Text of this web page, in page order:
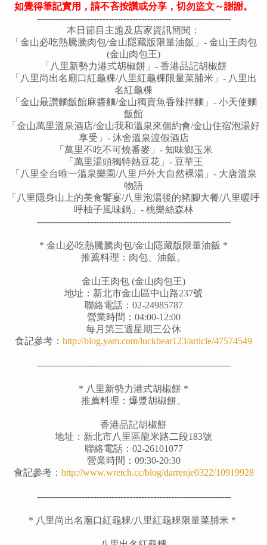
如覺得筆記實用，請不吝按讚或分享，切勿盜文～謝謝。
-----------------------------------------------------------------
本日節目主題及店家資訊簡閱：
「金山必吃熱騰騰肉包/金山隱藏版限量油飯」- 金山王肉包
(金山肉包王)
「 八里新勢力港式胡椒餅 」- 香港品記胡椒餅
「八里尚出名廟口紅龜粿/八里紅龜粿限量菜脯米 」- 八里出
名紅龜粿
「金山最讚麵飯館麻醬麵/金山獨賣魚香辣拌麵」- 小天使麵
飯館
「金山萬里溫泉酒店/金山我和溫泉來個約會/金山住宿泡湯好
享受 」- 沐舍溫泉渡假酒店
「萬里不吃不可燒番麥」- 知味鄉玉米
「萬里湯頭獨特熱豆花」- 豆華王
「八里全台唯一溫泉樂園/八里戶外大自然裸湯」- 大唐溫泉
物語
「 八里隱身山上的美食饗宴/八里泡湯後的豬腳大餐/八里暖呼
呼柚子風味鍋 」- 桃樂絲森林
-----------------------------------------------------------------
* 金山必吃熱騰騰肉包/金山隱藏版限量油飯 *
推薦料理：肉包、油飯。
金山王肉包 (金山肉包王)
地址：新北市金山區中山路237號
聯絡電話： 02-24985787
營業時間：04:00-12:00
每月第三週星期三公休
食記參考： http://blog.yam.com/luckbear123/article/47574549
-----------------------------------------------------------------
* 八里新勢力港式胡椒餅 *
推薦料理： 爆漿胡椒餅。
香港品記胡椒餅
地址：新北市八里區龍米路二段183號
聯絡電話：02-26101077
營業時間：09:30-20:30
食記參考： http://www.wretch.cc/blog/darrenje0322/10919928
-----------------------------------------------------------------
* 八里尚出名廟口紅龜粿/八里紅龜粿限量菜脯米 *